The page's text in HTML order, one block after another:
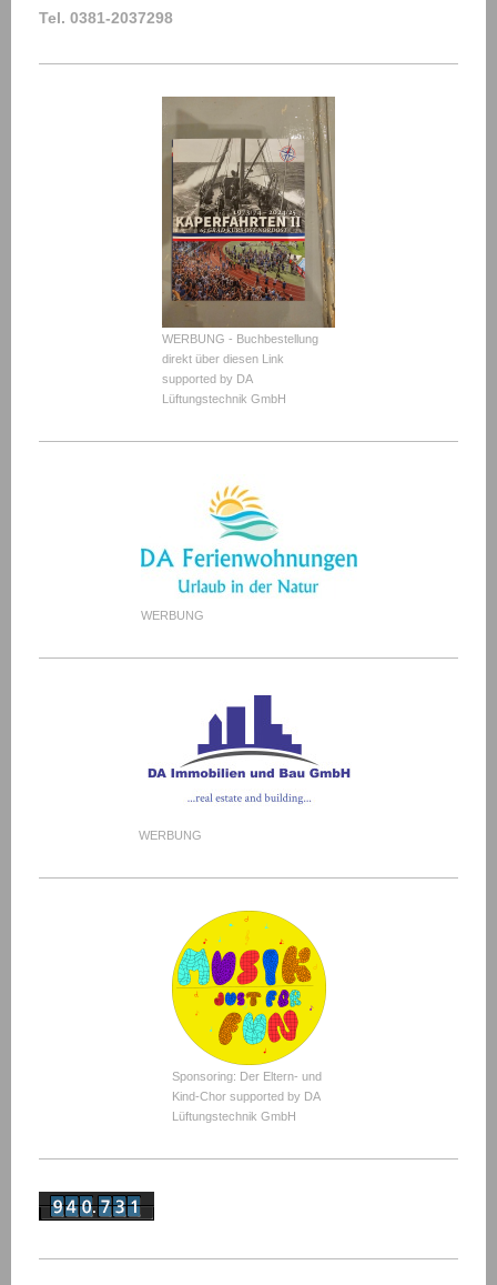
Tel. 0381-2037298
WERBUNG - Buchbestellung
direkt über diesen Link
supported by DA
Lüftungstechnik GmbH
WERBUNG
WERBUNG
Sponsoring: Der Eltern- und
Kind-Chor supported by DA
Lüftungstechnik GmbH